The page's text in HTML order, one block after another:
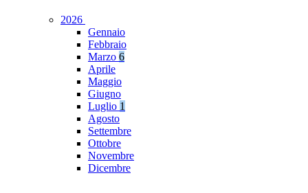
2026
Gennaio
Febbraio
Marzo 6
Aprile
Maggio
Giugno
Luglio 1
Agosto
Settembre
Ottobre
Novembre
Dicembre